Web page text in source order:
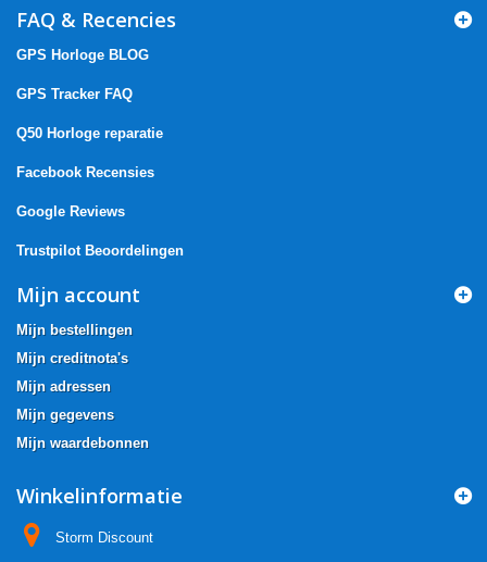
FAQ & Recencies
GPS Horloge BLOG
GPS Tracker FAQ
Q50 Horloge reparatie
Facebook Recensies
Google Reviews
Trustpilot Beoordelingen
Mijn account
Mijn bestellingen
Mijn creditnota's
Mijn adressen
Mijn gegevens
Mijn waardebonnen
Winkelinformatie
Storm Discount